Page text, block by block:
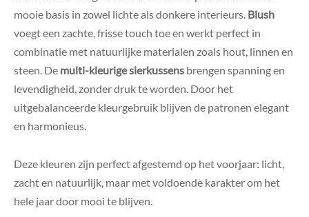
mooie basis in zowel lichte als donkere interieurs. Blush
voegt een zachte, frisse touch toe en werkt perfect in
combinatie met natuurlijke materialen zoals hout, linnen en
steen. De multi-kleurige sierkussens brengen spanning en
levendigheid, zonder druk te worden. Door het
uitgebalanceerde kleurgebruik blijven de patronen elegant
en harmonieus.
Deze kleuren zijn perfect afgestemd op het voorjaar: licht,
zacht en natuurlijk, maar met voldoende karakter om het
hele jaar door mooi te blijven.